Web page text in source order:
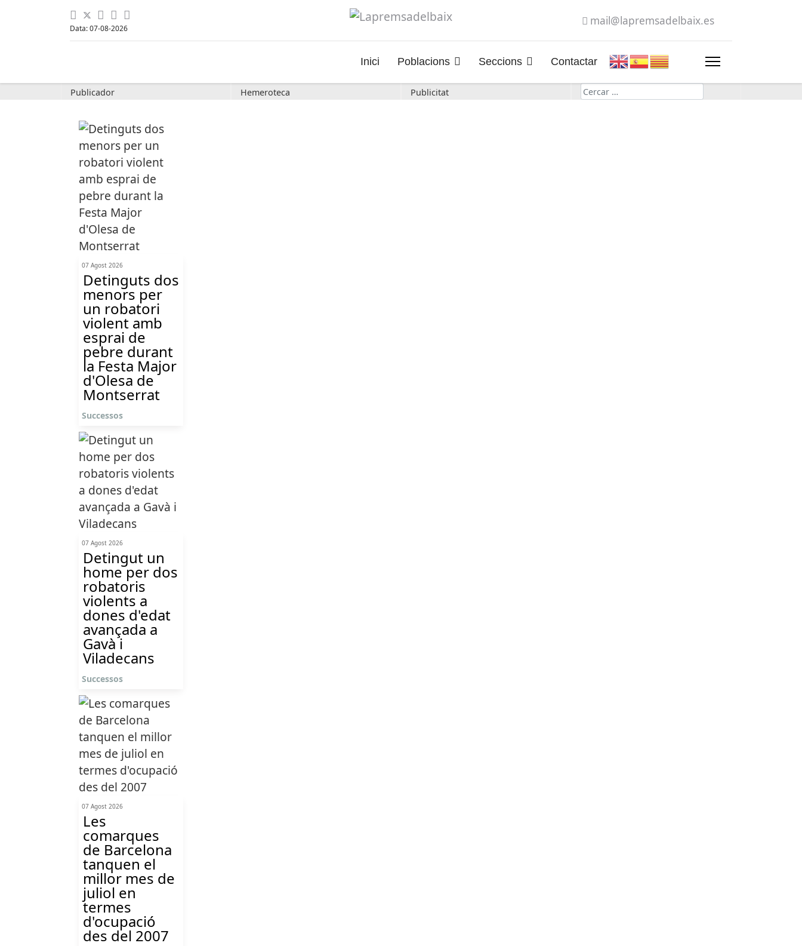
Data: 07-08-2026
mail@lapremsadelbaix.es
Inici Poblacions Seccions Contactar
Publicador Hemeroteca Publicitat Cerca
07 Agost 2026
Detinguts dos
menors per
un robatori
violent amb
esprai de
pebre durant
la Festa Major
d'Olesa de
Montserrat
Successos
07 Agost 2026
Detingut un
home per dos
robatoris
violents a
dones d'edat
avançada a
Gavà i
Viladecans
Successos
07 Agost 2026
Les
comarques
de Barcelona
tanquen el
millor mes de
juliol en
termes
d'ocupació
des del 2007